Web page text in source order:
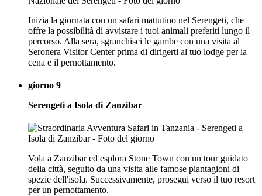
Inizia la giornata con un safari mattutino nel Serengeti, che
offre la possibilità di avvistare i tuoi animali preferiti lungo il
percorso. Alla sera, sgranchisci le gambe con una visita al
Seronera Visitor Center prima di dirigerti al tuo lodge per la
cena e il pernottamento.
giorno 9
Serengeti a Isola di Zanzibar
Vola a Zanzibar ed esplora Stone Town con un tour guidato
della città, seguito da una visita alle famose piantagioni di
spezie dell'isola. Successivamente, prosegui verso il tuo resort
per un pernottamento.